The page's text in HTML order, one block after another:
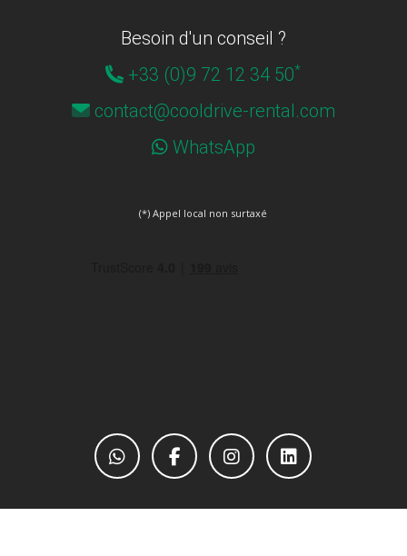
Besoin d'un conseil ?
+33 (0)9 72 12 34 50*
contact@cooldrive-rental.com
WhatsApp
(*) Appel local non surtaxé